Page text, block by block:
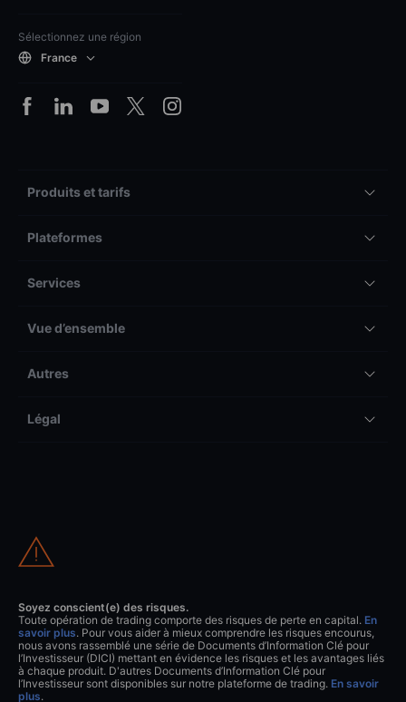
Sélectionnez une région
France
Produits et tarifs
Plateformes
Services
Vue d’ensemble
Autres
Légal
Soyez conscient(e) des risques.
Toute opération de trading comporte des risques de perte en capital. En
savoir plus. Pour vous aider à mieux comprendre les risques encourus,
nous avons rassemblé une série de Documents d’Information Clé pour
l’Investisseur (DICI) mettant en évidence les risques et les avantages liés
à chaque produit. D'autres Documents d’Information Clé pour
l’Investisseur sont disponibles sur notre plateforme de trading. En savoir
plus.